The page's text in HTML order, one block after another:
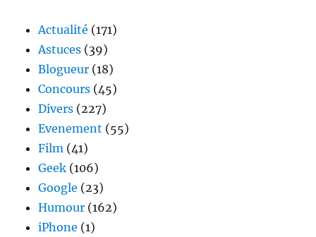
data
illimité
Actualité (171)
Astuces (39)
Blogueur (18)
Concours (45)
Divers (227)
Evenement (55)
Film (41)
Geek (106)
Google (23)
Humour (162)
iPhone (1)